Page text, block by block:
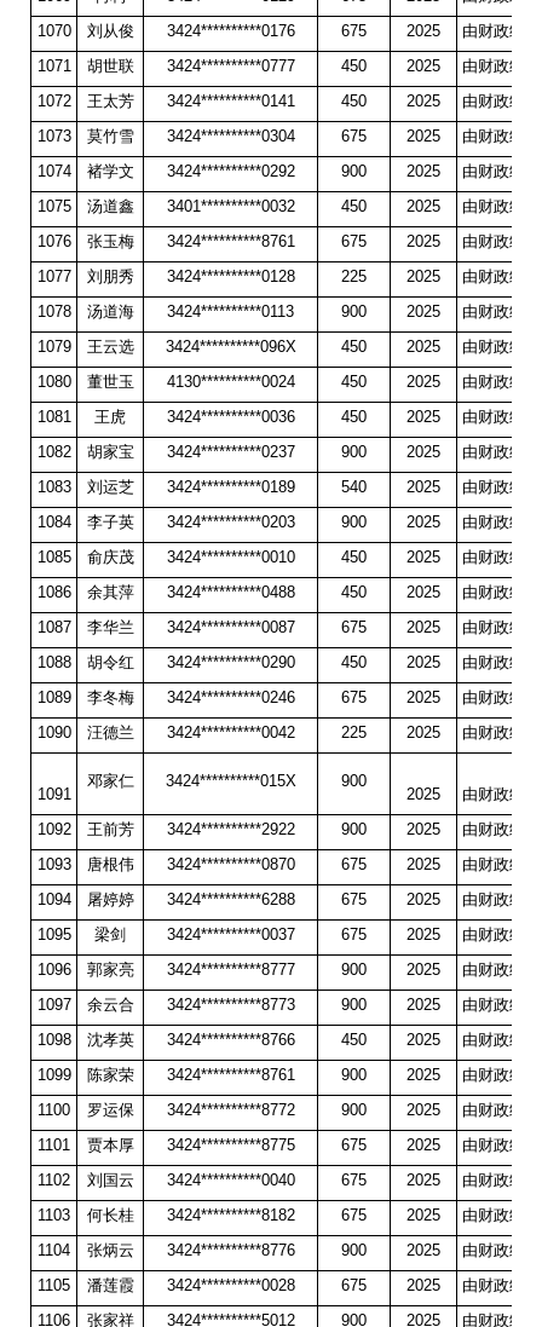
1070
刘从俊 3424**********0176 675 2025
由财政统
1071
胡世联 3424**********0777 450 2025
由财政统
1072
王太芳 3424**********0141 450 2025
由财政统
1073
莫竹雪 3424**********0304 675 2025
由财政统
1074
褚学文 3424**********0292 900 2025
由财政统
1075
汤道鑫 3401**********0032 450 2025
由财政统
1076
张玉梅 3424**********8761 675 2025
由财政统
1077
刘朋秀 3424**********0128 225 2025
由财政统
1078
汤道海 3424**********0113 900 2025
由财政统
1079
王云选 3424**********096X 450 2025
由财政统
1080
董世玉 4130**********0024 450 2025
由财政统
1081
王虎 3424**********0036 450 2025
由财政统
1082
胡家宝 3424**********0237 900 2025
由财政统
1083
刘运芝 3424**********0189 540 2025
由财政统
1084
李子英 3424**********0203 900 2025
由财政统
1085
俞庆茂 3424**********0010 450 2025
由财政统
1086
余其萍 3424**********0488 450 2025
由财政统
1087
李华兰 3424**********0087 675 2025
由财政统
1088
胡令红 3424**********0290 450 2025
由财政统
1089
李冬梅 3424**********0246 675 2025
由财政统
1090
汪德兰 3424**********0042 225 2025 由财政统
1091
邓家仁 3424**********015X 900
2025
由财政统
1092
王前芳 3424**********2922 900 2025
由财政统
1093
唐根伟 3424**********0870 675 2025
由财政统
1094
屠婷婷 3424**********6288 675 2025
由财政统
1095
梁剑 3424**********0037 675 2025
由财政统
1096
郭家亮 3424**********8777 900 2025
由财政统
1097
余云合 3424**********8773 900 2025
由财政统
1098
沈孝英 3424**********8766 450 2025
由财政统
1099
陈家荣 3424**********8761 900 2025
由财政统
1100
罗运保 3424**********8772 900 2025
由财政统
1101
贾本厚 3424**********8775 675 2025
由财政统
1102
刘国云 3424**********0040 675 2025
由财政统
1103
何长桂 3424**********8182 675 2025
由财政统
1104
张炳云 3424**********8776 900 2025
由财政统
1105
潘莲霞 3424**********0028 675 2025
由财政统
1106
张家祥 3424**********5012 900 2025
由财政统